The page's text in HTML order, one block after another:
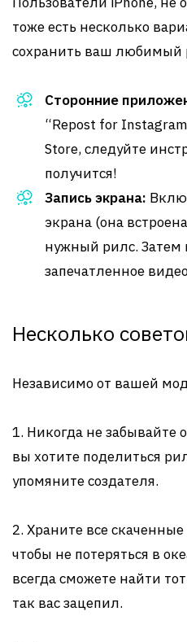
тоже есть несколько
сохранить ваш любимый
Сторонние
“Repost for
Store, следуйте
получится!
Запись экрана:
экрана (она
нужный рилс. Затем
запечатленное
Несколько
Независимо от вашей
1. Никогда не забывайте
вы хотите поделиться
упомяните создателя.
2. Храните все
чтобы не потеряться в
всегда сможете найти
так вас зацепил.